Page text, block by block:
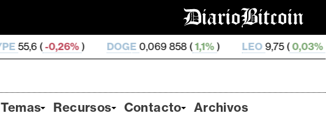
DOGE 0,069 858 ( 1,1%) LEO9,75 ( 0,03% ZEC511,61 (
Temas Recursos Contacto Archivos